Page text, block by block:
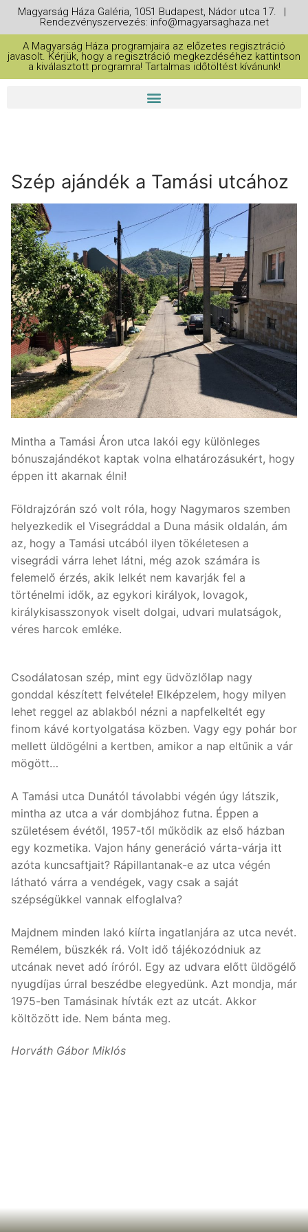
Magyarság Háza Galéria, 1051 Budapest, Nádor utca 17. |
Rendezvényszervezés: info@magyarsaghaza.net
A Magyarság Háza programjaira az előzetes regisztráció
javasolt. Kérjük, hogy a regisztráció megkezdéséhez kattintson
a kiválasztott programra! Tartalmas időtöltést kívánunk!
Szép ajándék a Tamási utcához
Mintha a Tamási Áron utca lakói egy különleges
bónuszajándékot kaptak volna elhatározásukért, hogy
éppen itt akarnak élni!
Földrajzórán szó volt róla, hogy Nagymaros szemben
helyezkedik el Visegráddal a Duna másik oldalán, ám
az, hogy a Tamási utcából ilyen tökéletesen a
visegrádi várra lehet látni, még azok számára is
felemelő érzés, akik lelkét nem kavarják fel a
történelmi idők, az egykori királyok, lovagok,
királykisasszonyok viselt dolgai, udvari mulatságok,
véres harcok emléke.
Csodálatosan szép, mint egy üdvözlőlap nagy
gonddal készített felvétele! Elképzelem, hogy milyen
lehet reggel az ablakból nézni a napfelkeltét egy
finom kávé kortyolgatása közben. Vagy egy pohár bor
mellett üldögélni a kertben, amikor a nap eltűnik a vár
mögött…
A Tamási utca Dunától távolabbi végén úgy látszik,
mintha az utca a vár dombjához futna. Éppen a
születésem évétől, 1957-től működik az első házban
egy kozmetika. Vajon hány generáció várta-várja itt
azóta kuncsaftjait? Rápillantanak-e az utca végén
látható várra a vendégek, vagy csak a saját
szépségükkel vannak elfoglalva?
Majdnem minden lakó kiírta ingatlanjára az utca nevét.
Remélem, büszkék rá. Volt idő tájékozódniuk az
utcának nevet adó íróról. Egy az udvara előtt üldögélő
nyugdíjas úrral beszédbe elegyedünk. Azt mondja, már
1975-ben Tamásinak hívták ezt az utcát. Akkor
költözött ide. Nem bánta meg.
Horváth Gábor Miklós